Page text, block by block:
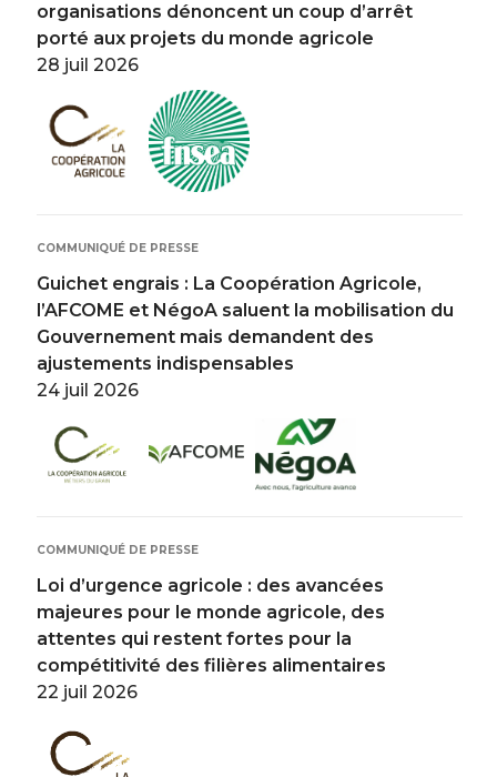
organisations dénoncent un coup d’arrêt
porté aux projets du monde agricole
28 juil 2026
Image
Image
COMMUNIQUÉ DE PRESSE
Guichet engrais : La Coopération Agricole,
l’AFCOME et NégoA saluent la mobilisation du
Gouvernement mais demandent des
ajustements indispensables
24 juil 2026
Image
Image
Image
COMMUNIQUÉ DE PRESSE
Loi d’urgence agricole : des avancées
majeures pour le monde agricole, des
attentes qui restent fortes pour la
compétitivité des filières alimentaires
22 juil 2026
Image